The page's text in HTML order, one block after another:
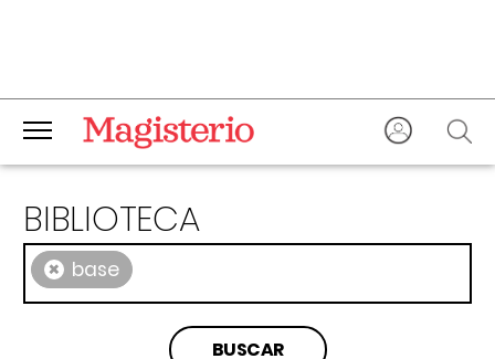
BIBLIOTECA
× base